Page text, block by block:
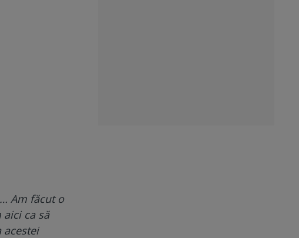
Am făcut o
ca să
acestei